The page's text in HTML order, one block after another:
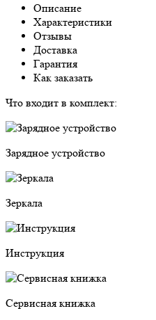
Описание
Характеристики
Отзывы
Доставка
Гарантия
Как заказать
Что входит в комплект:
Зарядное устройство
Зеркала
Инструкция
Сервисная книжка